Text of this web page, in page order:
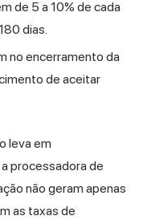
de 5 a 10% de cada
dias.
no encerramento da
de aceitar
leva em
processadora de
não geram apenas
as taxas de